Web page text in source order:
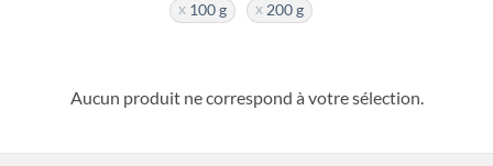
100 g
200 g
Aucun produit ne correspond à votre sélection.